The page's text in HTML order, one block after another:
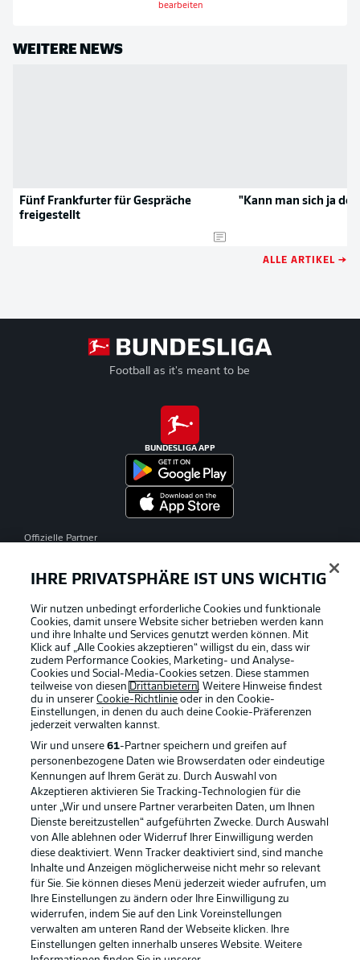
bearbeiten
WEITERE NEWS
Fünf Frankfurter für Gespräche
freigestellt
"Kann man sich ja
ALLE ARTIKEL →
Football as it's meant to be
BUNDESLIGA APP
Offizielle Partner
Rechtliche Hinweise Voreinstellungen verwalten
Datenschutz Nutzungsbedingungen
Broadcaster Kontakt
Jobs Impressum
Partner Spieler
Liveticker
IHRE PRIVATSPHÄRE IST UNS WICHTIG
Wir nutzen unbedingt erforderliche Cookies und funktionale
Cookies, damit unsere Website sicher betrieben werden kann
und ihre Inhalte und Services genutzt werden können. Mit
Klick auf „Alle Cookies akzeptieren“ willigst du ein, dass wir
zudem Performance Cookies, Marketing- und Analyse-
Cookies und Social-Media-Cookies setzen. Diese stammen
teilweise von diesen Drittanbietern. Weitere Hinweise findest
du in unsererCookie-Richtlinie oder in den Cookie-
Einstellungen, in denen du auch deine Cookie-Präferenzen
jederzeit verwalten kannst.
Wir und unsere61-Partner speichern und greifen auf
personenbezogene Daten wie Browserdaten oder eindeutige
Kennungen auf Ihrem Gerät zu. Durch Auswahl von
Akzeptieren aktivieren Sie Tracking-Technologien für die
unter „Wir und unsere Partner verarbeiten Daten, um Ihnen
Dienste bereitzustellen“ aufgeführten Zwecke. Durch Auswahl
von Alle ablehnen oder Widerruf Ihrer Einwilligung werden
diese deaktiviert. Wenn Tracker deaktiviert sind, sind manche
Inhalte und Anzeigen möglicherweise nicht mehr so relevant
für Sie. Sie können dieses Menü jederzeit wieder aufrufen, um
Ihre Einstellungen zu ändern oder Ihre Einwilligung zu
widerrufen, indem Sie auf den Link Voreinstellungen
verwalten am unteren Rand der Webseite klicken. Ihre
Einstellungen gelten innerhalb unseres Website. Weitere